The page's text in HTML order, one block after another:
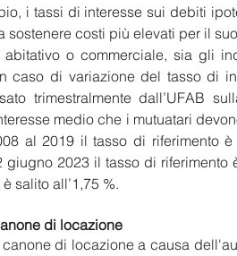
i tassi di interesse sui debiti
costi più elevati per il
o commerciale, sia gli
caso di variazione del tasso di
trimestralmente dall’UFAB
medio che i mutuatari
al 2019 il tasso di riferimento
giugno 2023 il tasso di riferimento
salito all’1,75 %.
di locazione
di locazione a causa